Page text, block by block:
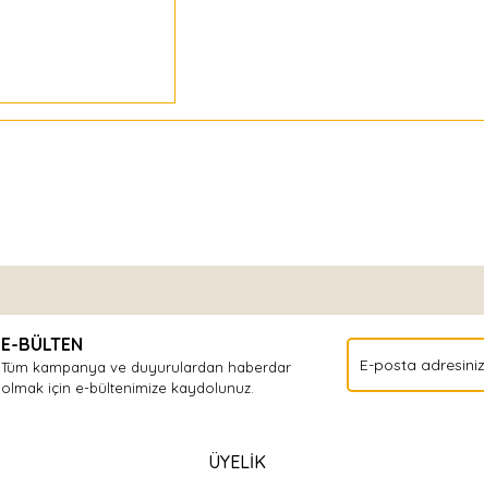
Yorum Yaz
E-BÜLTEN
Tüm kampanya ve duyurulardan haberdar
olmak için e-bültenimize kaydolunuz.
ÜYELİK